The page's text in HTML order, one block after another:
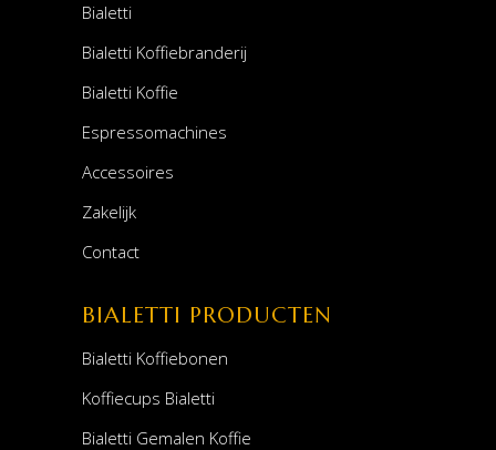
Bialetti
Bialetti Koffiebranderij
Bialetti Koffie
Espressomachines
Accessoires
Zakelijk
Contact
BIALETTI PRODUCTEN
Bialetti Koffiebonen
Koffiecups Bialetti
Bialetti Gemalen Koffie